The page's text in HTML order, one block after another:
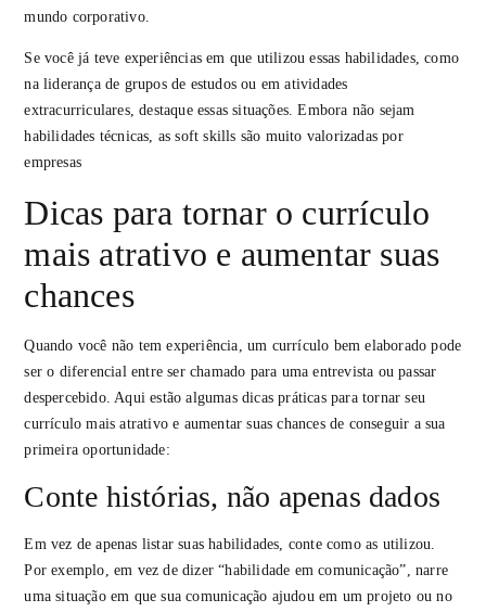
mundo corporativo.
Se você já teve experiências em que utilizou essas habilidades, como
na liderança de grupos de estudos ou em atividades
extracurriculares, destaque essas situações. Embora não sejam
habilidades técnicas, as soft skills são muito valorizadas por
empresas
Dicas para tornar o currículo
mais atrativo e aumentar suas
chances
Quando você não tem experiência, um currículo bem elaborado pode
ser o diferencial entre ser chamado para uma entrevista ou passar
despercebido. Aqui estão algumas dicas práticas para tornar seu
currículo mais atrativo e aumentar suas chances de conseguir a sua
primeira oportunidade:
Conte histórias, não apenas dados
Em vez de apenas listar suas habilidades, conte como as utilizou.
Por exemplo, em vez de dizer “habilidade em comunicação”, narre
uma situação em que sua comunicação ajudou em um projeto ou no